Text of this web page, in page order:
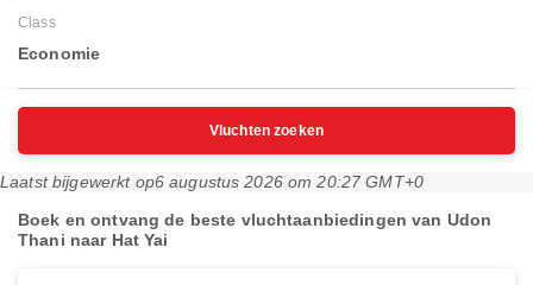
Class
Economie
Vluchten zoeken
Laatst bijgewerkt op6 augustus 2026 om 20:27 GMT+0
Boek en ontvang de beste vluchtaanbiedingen van Udon
Thani naar Hat Yai